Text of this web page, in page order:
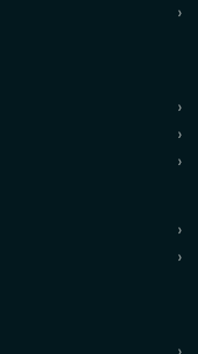
›
›
›
›
›
›